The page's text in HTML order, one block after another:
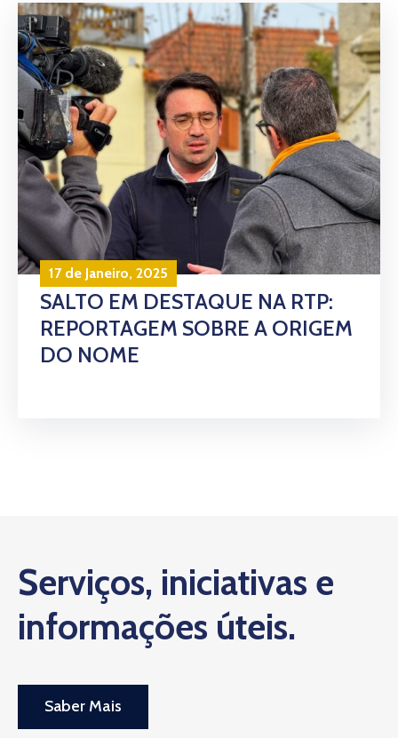
17 de Janeiro, 2025
SALTO EM DESTAQUE NA RTP:
REPORTAGEM SOBRE A ORIGEM
DO NOME
Serviços, iniciativas e
informações úteis.
Saber Mais